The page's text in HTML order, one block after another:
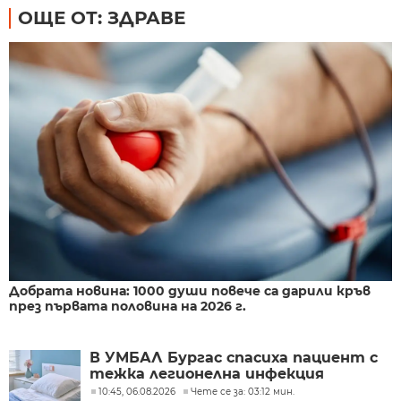
ОЩЕ ОТ: ЗДРАВЕ
Добрата новина: 1000 души повече са дарили кръв
през първата половина на 2026 г.
В УМБАЛ Бургас спасиха пациент с
тежка легионелна инфекция
10:45, 06.08.2026 Чете се за: 03:12 мин.